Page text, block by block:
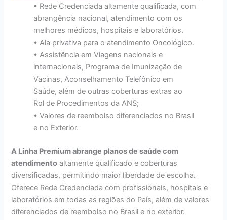
• Rede Credenciada altamente qualificada, com
abrangência nacional, atendimento com os
melhores médicos, hospitais e laboratórios.
• Ala privativa para o atendimento Oncológico.
• Assistência em Viagens nacionais e
internacionais, Programa de Imunização de
Vacinas, Aconselhamento Telefônico em
Saúde, além de outras coberturas extras ao
Rol de Procedimentos da ANS;
• Valores de reembolso diferenciados no Brasil
e no Exterior.
A Linha Premium abrange planos de saúde com
atendimento altamente qualificado e coberturas
diversificadas, permitindo maior liberdade de escolha.
Oferece Rede Credenciada com profissionais, hospitais e
laboratórios em todas as regiões do País, além de valores
diferenciados de reembolso no Brasil e no exterior.